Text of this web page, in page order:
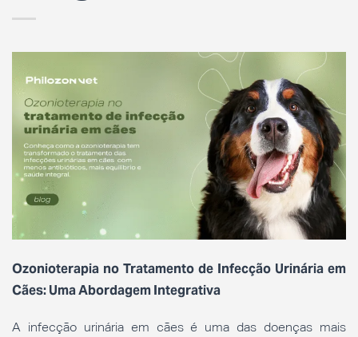
Ozonioterapia no Tratamento de Infecção Urinária em
Cães: Uma Abordagem Integrativa
A infecção urinária em cães é uma das doenças mais